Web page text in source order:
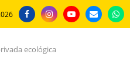
ecológica